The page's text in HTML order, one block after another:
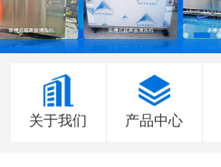
关于我们 产品中心